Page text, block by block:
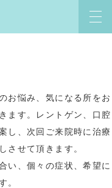
ログ
せ
合わせ
お悩み、気になる所をお
ます。レントゲン、口腔
し、次回ご来院時に治療
させて頂きます。
い、個々の症状、希望に
。